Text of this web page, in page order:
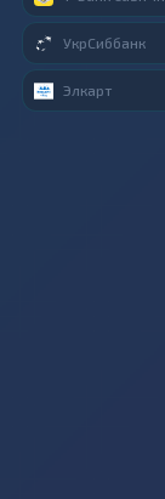
УкрСиббанк
Элкарт